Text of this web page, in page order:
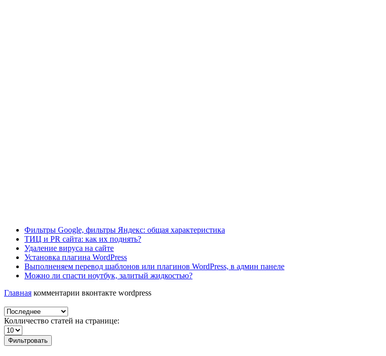
Фильтры Google, фильтры Яндекс: общая характеристика
ТИЦ и PR сайта: как их поднять?
Удаление вируса на сайте
Установка плагина WordPress
Выполненяем перевод шаблонов или плагинов WordPress, в админ панеле
Можно ли спасти ноутбук, залитый жидкостью?
Главная комментарии вконтакте wordpress
Колличество статей на странице:
Фильтровать